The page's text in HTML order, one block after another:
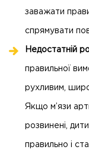
заважати
спрямувати
Недостатній
правильної
рухливим,
Якщо м’язи
розвинені,
правильно і